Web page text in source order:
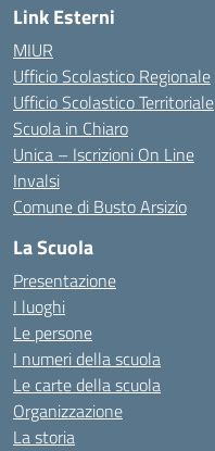
Link Esterni
MIUR
Ufficio Scolastico Regionale
Ufficio Scolastico Territoriale
Scuola in Chiaro
Unica – Iscrizioni On Line
Invalsi
Comune di Busto Arsizio
La Scuola
Presentazione
I luoghi
Le persone
I numeri della scuola
Le carte della scuola
Organizzazione
La storia